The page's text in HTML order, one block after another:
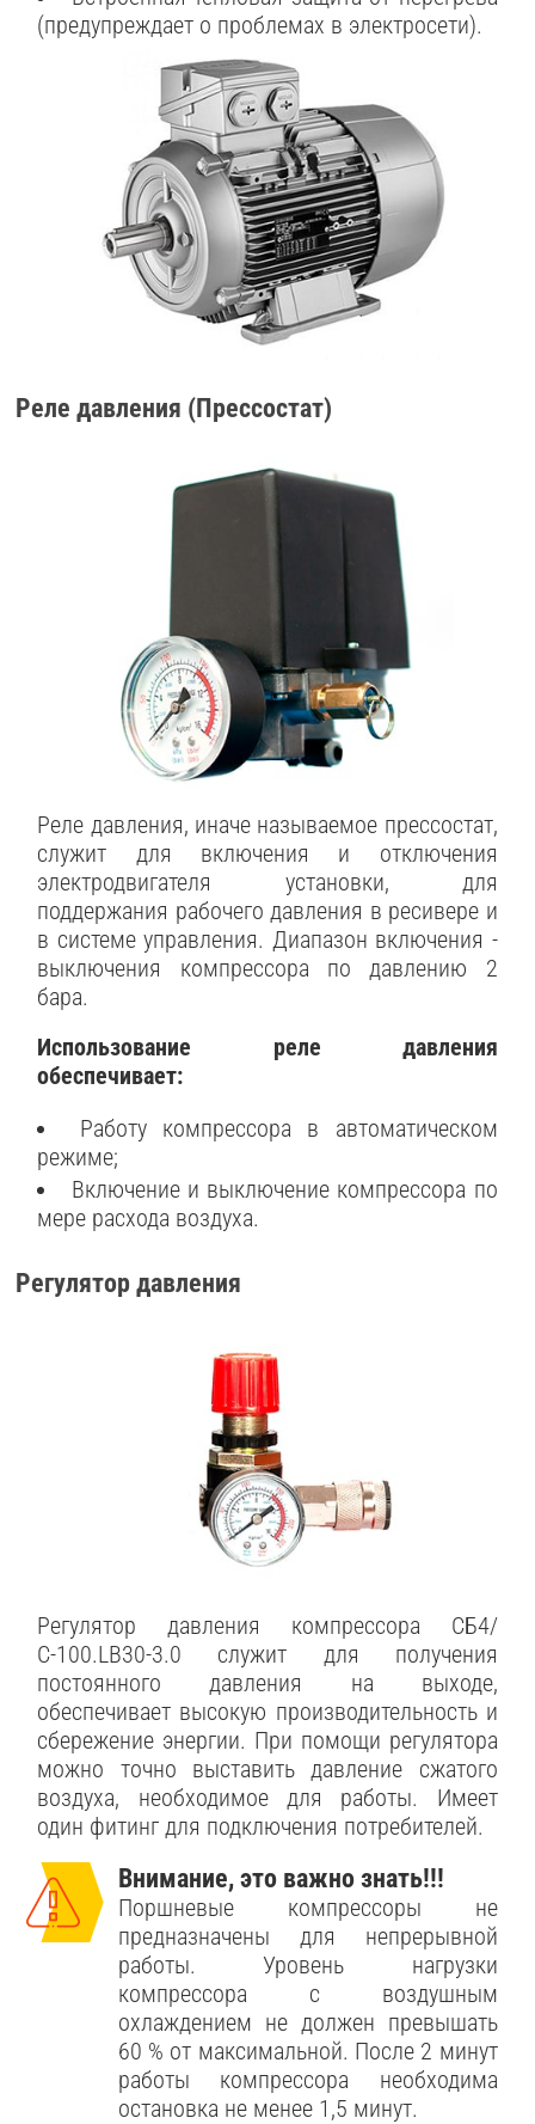
(предупреждает о проблемах в электросети).
Реле давления (Прессостат)
Реле давления, иначе называемое прессостат,
служит для включения и отключения
электродвигателя установки, для
поддержания рабочего давления в ресивере и
в системе управления. Диапазон включения -
выключения компрессора по давлению 2
бара.
Использование реле давления
обеспечивает:
Работу компрессора в автоматическом
режиме;
Включение и выключение компрессора по
мере расхода воздуха.
Регулятор давления
Регулятор давления компрессора СБ4/
С-100.LB30-3.0 служит для получения
постоянного давления на выходе,
обеспечивает высокую производительность и
сбережение энергии. При помощи регулятора
можно точно выставить давление сжатого
воздуха, необходимое для работы. Имеет
один фитинг для подключения потребителей.
Внимание, это важно знать!!!
Поршневые компрессоры не
предназначены для непрерывной
работы. Уровень нагрузки
компрессора с воздушным
охлаждением не должен превышать
60 % от максимальной. После 2 минут
работы компрессора необходима
остановка не менее 1,5 минут.